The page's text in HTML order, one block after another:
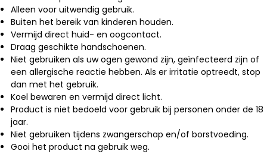
Alleen voor uitwendig gebruik.
Buiten het bereik van kinderen houden.
Vermijd direct huid- en oogcontact.
Draag geschikte handschoenen.
Niet gebruiken als uw ogen gewond zijn, geïnfecteerd zijn of
een allergische reactie hebben. Als er irritatie optreedt, stop
dan met het gebruik.
Koel bewaren en vermijd direct licht.
Product is niet bedoeld voor gebruik bij personen onder de 18
jaar.
Niet gebruiken tijdens zwangerschap en/of borstvoeding.
Gooi het product na gebruik weg.